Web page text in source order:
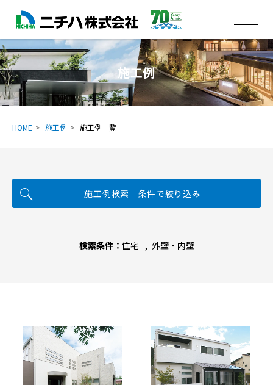
施工例
HOME 施工例 施工例一覧
施工例検索 条件で絞り込み
検索条件： 住宅 外壁・内壁